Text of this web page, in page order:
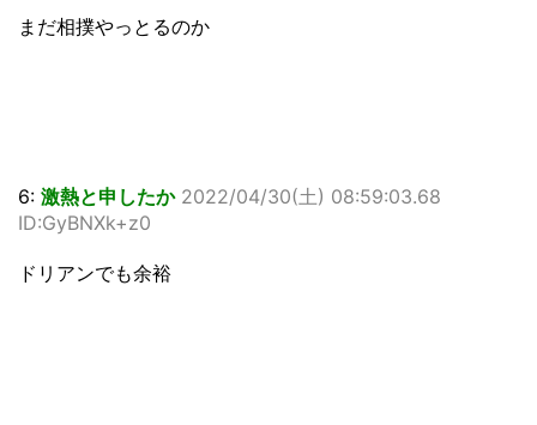
まだ相撲やっとるのか
6: 激熱と申したか 2022/04/30(土) 08:59:03.68
ID:GyBNXk+z0
ドリアンでも余裕